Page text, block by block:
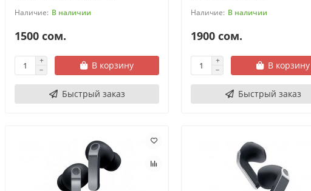
В наличии
1500 сом.
В корзину
Быстрый заказ
В наличии
1900 сом.
В корзину
Быстрый заказ